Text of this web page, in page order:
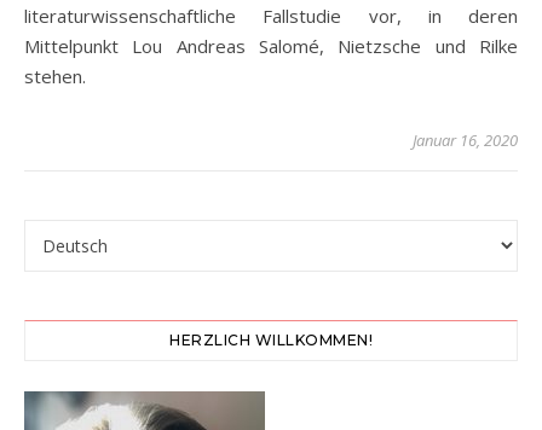
literaturwissenschaftliche Fallstudie vor, in deren
Mittelpunkt Lou Andreas Salomé, Nietzsche und Rilke
stehen.
Januar 16, 2020
Sprache auswählen
HERZLICH WILLKOMMEN!